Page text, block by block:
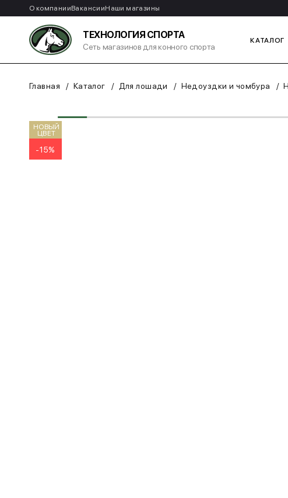
О компанииВакансииНаши магазины
ТЕХНОЛОГИЯ СПОРТА
Сеть магазинов для конного спорта
КАТАЛОГ
Главная Каталог Для лошади Недоуздки и чомбура
НОВЫЙ
ЦВЕТ
-15%